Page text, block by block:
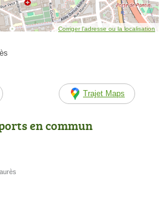
Corriger l’adresse ou la localisation
Trajet Maps
en commun